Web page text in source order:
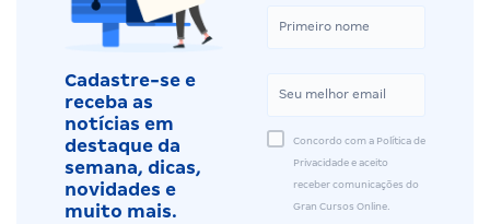
Cadastre-se e
receba as
notícias em
destaque da
semana, dicas,
novidades e
muito mais.
Concordo com a Política de
Privacidade e aceito
receber comunicações do
Gran Cursos Online.